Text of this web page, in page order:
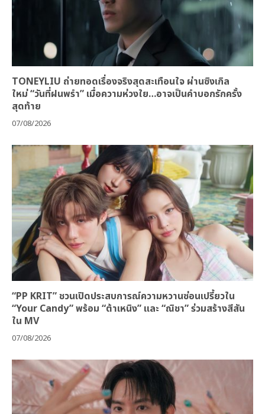
TONEYLIU ถ่ายทอดเรื่องจริงสุดสะเทือนใจ ผ่านซิงเกิล
ใหม่ “วันที่ฝนพรำ” เมื่อความห่วงใย…อาจเป็นคำบอกรักครั้ง
สุดท้าย
07/08/2026
“PP KRIT” ชวนเปิดประสบการณ์ความหวานซ่อนเปรี้ยวใน
“Your Candy” พร้อม “ต้าเหนิง” และ “ณิชา” ร่วมสร้างสีสัน
ใน MV
07/08/2026